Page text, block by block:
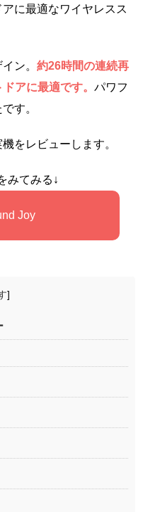
に最適なワイヤレスス
ン。 約26時間の連続再
アに最適です。 パワフ
す。
をレビューします。
みてみる↓
Joy
]